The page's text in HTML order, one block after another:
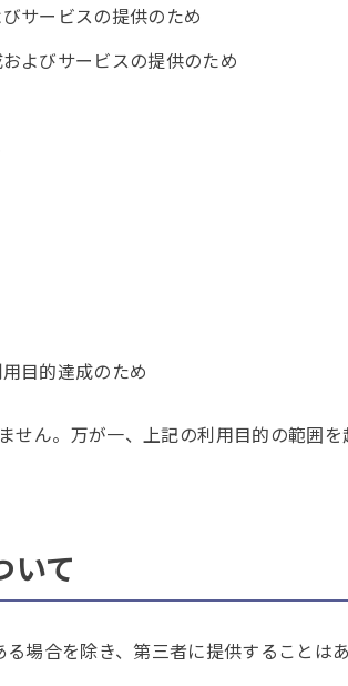
サービスの提供のため
よびサービスの提供のため
目的達成のため
ん。万が一、上記の利用目的の範囲
いて
場合を除き、第三者に提供することはあ